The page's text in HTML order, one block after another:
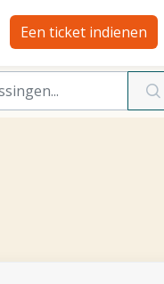
Een ticket indienen